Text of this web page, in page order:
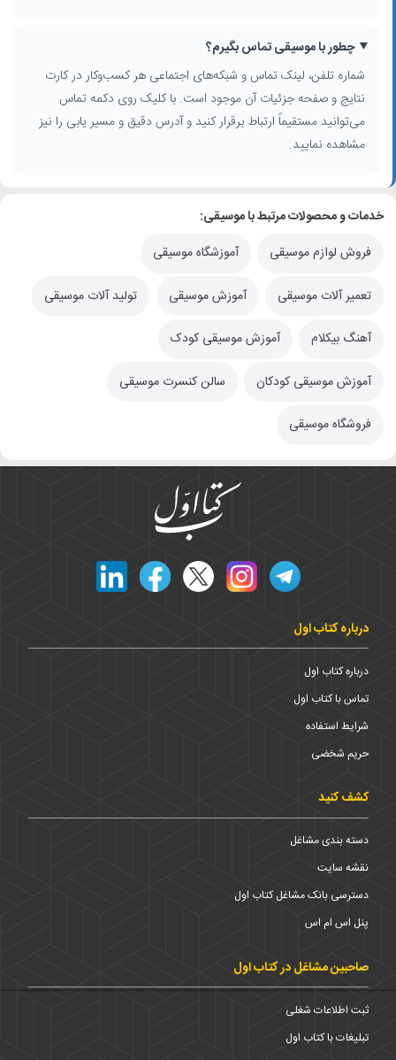
چطور با موسیقی تماس بگیرم؟
شماره تلفن، لینک تماس و شبکه‌های اجتماعی هر کسب‌وکار در کارت
نتایج و صفحه جزئیات آن موجود است. با کلیک روی دکمه تماس
می‌توانید مستقیماً ارتباط برقرار کنید و آدرس دقیق و مسیر یابی را نیز
مشاهده نمایید.
خدمات و محصولات مرتبط با موسیقی:
فروش لوازم موسیقی
آموزشگاه موسیقی
تعمیر آلات موسیقی آموزش موسیقی تولید آلات موسیقی
آهنگ بیکلام آموزش موسیقی کودک
آموزش موسیقی کودکان سالن کنسرت موسیقی
فروشگاه موسیقی
درباره کتاب اول
درباره کتاب اول
تماس با کتاب اول
شرایط استفاده
حریم شخضی
کشف کنید
دسته بندی مشاغل
نقشه سایت
دسترسی بانک مشاغل کتاب اول
پنل اس ام اس
صاحبین مشاغل در کتاب اول
ثبت اطلاعات شغلی
تبلیغات با کتاب اول